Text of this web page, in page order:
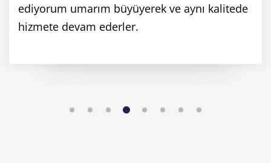
ediyorum umarım büyüyerek ve aynı kalitede
hizmete devam ederler.